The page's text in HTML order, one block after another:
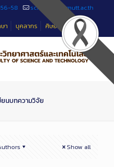
58
sciteched@rmutt.ac.th
า บุคลากร ศิษย์เก่า
ยนบทความวิจัย
Show all